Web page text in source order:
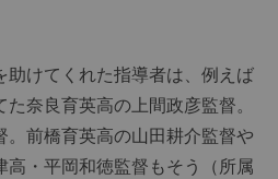
けてくれた指導者は、例えば
奈良育英高の上間政彦監督。
前橋育英高の山田耕介監督や
・平岡和徳監督もそう（所属